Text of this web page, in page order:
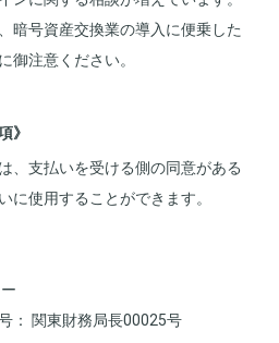
暗号資産交換業の導入に便乗した
御注意ください。
》
、支払いを受ける側の同意がある
に使用することができます。
関東財務局長00025号